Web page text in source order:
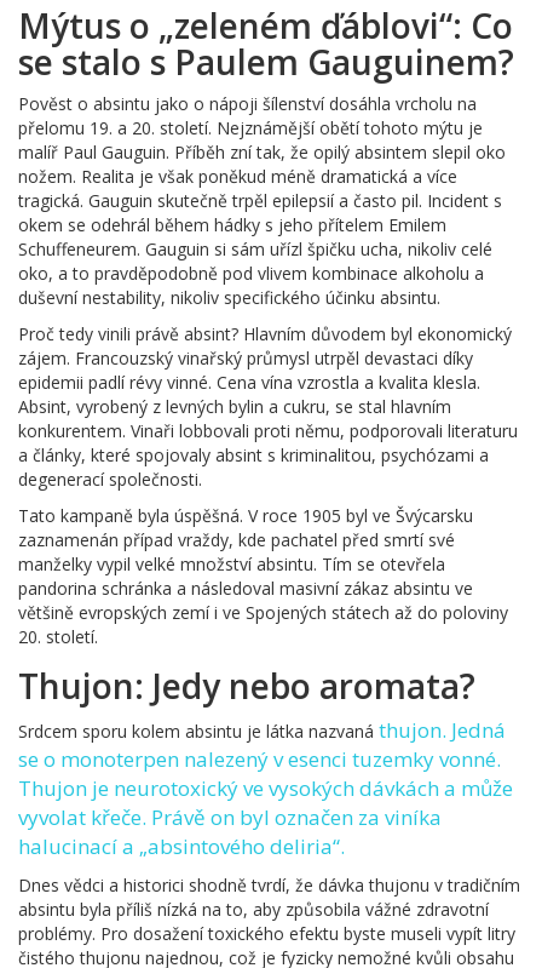
Mýtus o „zeleném ďáblovi“: Co
se stalo s Paulem Gauguinem?
Pověst o absintu jako o nápoji šílenství dosáhla vrcholu na
přelomu 19. a 20. století. Nejznámější obětí tohoto mýtu je
malíř Paul Gauguin. Příběh zní tak, že opilý absintem slepil oko
nožem. Realita je však poněkud méně dramatická a více
tragická. Gauguin skutečně trpěl epilepsií a často pil. Incident s
okem se odehrál během hádky s jeho přítelem Emilem
Schuffeneurem. Gauguin si sám uřízl špičku ucha, nikoliv celé
oko, a to pravděpodobně pod vlivem kombinace alkoholu a
duševní nestability, nikoliv specifického účinku absintu.
Proč tedy vinili právě absint? Hlavním důvodem byl ekonomický
zájem. Francouzský vinařský průmysl utrpěl devastaci díky
epidemii padlí révy vinné. Cena vína vzrostla a kvalita klesla.
Absint, vyrobený z levných bylin a cukru, se stal hlavním
konkurentem. Vinaři lobbovali proti němu, podporovali literaturu
a články, které spojovaly absint s kriminalitou, psychózami a
degenerací společnosti.
Tato kampaně byla úspěšná. V roce 1905 byl ve Švýcarsku
zaznamenán případ vraždy, kde pachatel před smrtí své
manželky vypil velké množství absintu. Tím se otevřela
pandorina schránka a následoval masivní zákaz absintu ve
většině evropských zemí i ve Spojených státech až do poloviny
20. století.
Thujon: Jedy nebo aromata?
Srdcem sporu kolem absintu je látka nazvaná thujon. Jedná
se o monoterpen nalezený v esenci tuzemky vonné.
Thujon je neurotoxický ve vysokých dávkách a může
vyvolat křeče. Právě on byl označen za viníka
halucinací a „absintového deliria“.
Dnes vědci a historici shodně tvrdí, že dávka thujonu v tradičním
absintu byla příliš nízká na to, aby způsobila vážné zdravotní
problémy. Pro dosažení toxického efektu byste museli vypít litry
čistého thujonu najednou, což je fyzicky nemožné kvůli obsahu